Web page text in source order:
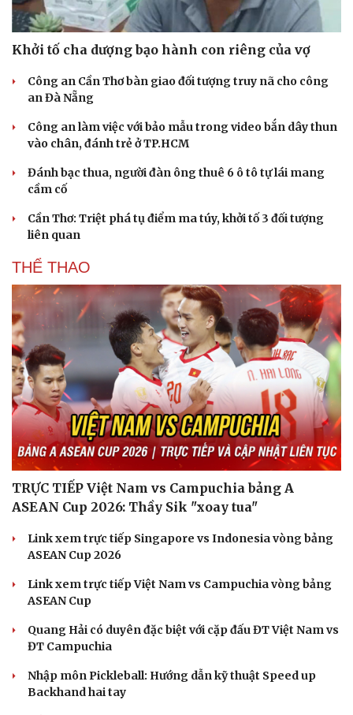
Văn hóa
Sân khấu - Điện ảnh
Âm nhạc
Di sản
Giải trí
Sao Việt
Khởi tố cha dượng bạo hành con riêng của vợ
Công an Cần Thơ bàn giao đối tượng truy nã cho công
an Đà Nẵng
Công an làm việc với bảo mẫu trong video bắn dây thun
vào chân, đánh trẻ ở TP.HCM
Đánh bạc thua, người đàn ông thuê 6 ô tô tự lái mang
cầm cố
Cần Thơ: Triệt phá tụ điểm ma túy, khởi tố 3 đối tượng
liên quan
THỂ THAO
TRỰC TIẾP Việt Nam vs Campuchia bảng A
ASEAN Cup 2026: Thầy Sik "xoay tua"
Link xem trực tiếp Singapore vs Indonesia vòng bảng
ASEAN Cup 2026
Link xem trực tiếp Việt Nam vs Campuchia vòng bảng
ASEAN Cup
Quang Hải có duyên đặc biệt với cặp đấu ĐT Việt Nam vs
ĐT Campuchia
Nhập môn Pickleball: Hướng dẫn kỹ thuật Speed up
Backhand hai tay